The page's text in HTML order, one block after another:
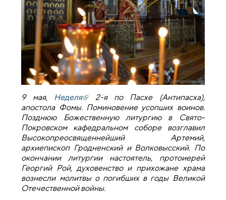
9 мая, Неделя(внешняя ссылка)
2-я по Пасхе (Антипасха),
апостола Фомы. Поминовение усопших воинов.
Позднюю Божественную литургию в Свято-
Покровском кафедральном соборе возглавил
Высокопреосвященнейший Артемий,
архиепископ Гродненский и Волковысский. По
окончании литургии настоятель, протоиерей
Георгий Рой, духовенство и прихожане храма
вознесли молитвы о погибших в годы Великой
Отечественной войны.